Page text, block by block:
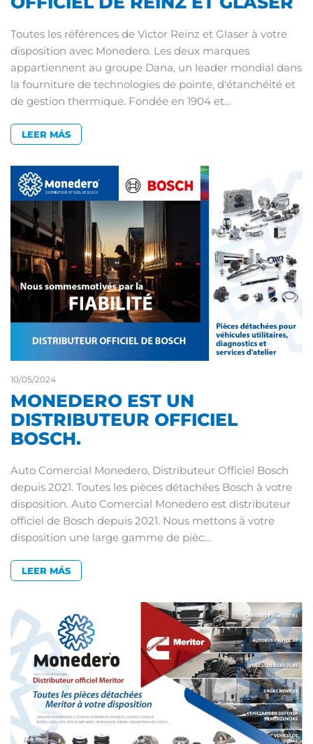
Toutes les références de Victor Reinz et Glaser à votre
disposition avec Monedero. Les deux marques
appartiennent au groupe Dana, un leader mondial dans
la fourniture de technologies de pointe, d'étanchéité et
de gestion thermique. Fondée en 1904 et…
LEER MÁS
10/05/2024
MONEDERO EST UN
DISTRIBUTEUR OFFICIEL
BOSCH.
Auto Comercial Monedero, Distributeur Officiel Bosch
depuis 2021. Toutes les pièces détachées Bosch à votre
disposition. Auto Comercial Monedero est distributeur
officiel de Bosch depuis 2021. Nous mettons à votre
disposition une large gamme de pièc…
LEER MÁS